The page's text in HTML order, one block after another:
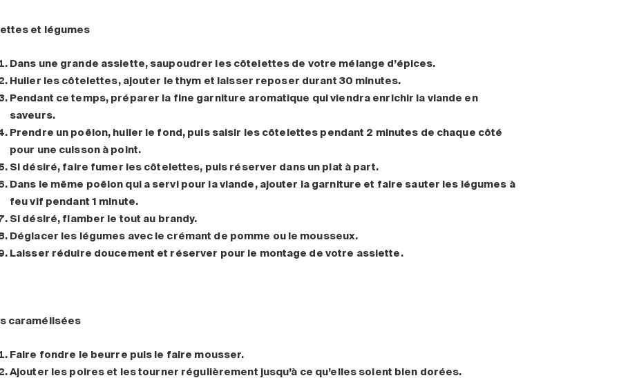
et légumes
Dans une grande assiette, saupoudrer les côtelettes de votre mélange d’épices.
Huiler les côtelettes, ajouter le thym et laisser reposer durant 30 minutes.
Pendant ce temps, préparer la fine garniture aromatique qui viendra enrichir la viande en
saveurs.
Prendre un poêlon, huiler le fond, puis saisir les côtelettes pendant 2 minutes de chaque côté
pour une cuisson à point.
Si désiré, faire fumer les côtelettes, puis réserver dans un plat à part.
Dans le même poêlon qui a servi pour la viande, ajouter la garniture et faire sauter les légumes à
feu vif pendant 1 minute.
Si désiré, flamber le tout au brandy.
Déglacer les légumes avec le crémant de pomme ou le mousseux.
Laisser réduire doucement et réserver pour le montage de votre assiette.
caramélisées
Faire fondre le beurre puis le faire mousser.
Ajouter les poires et les tourner régulièrement jusqu’à ce qu’elles soient bien dorées.